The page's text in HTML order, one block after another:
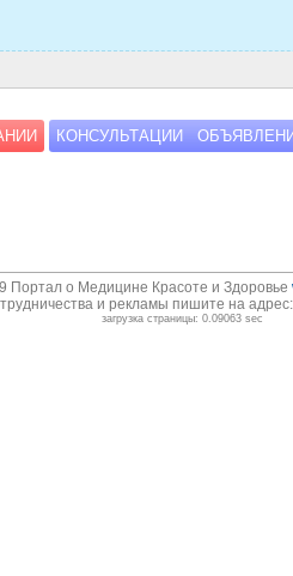
КОНСУЛЬТАЦИИ
Портал о Медицине Красоте и Здоровье
и рекламы пишите на
загрузка страницы: 0.09063 sec